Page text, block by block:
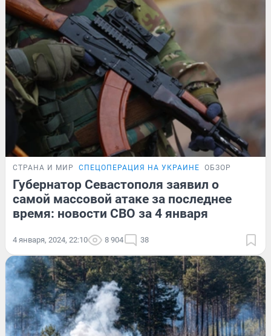
СТРАНА И МИР СПЕЦОПЕРАЦИЯ НА УКРАИНЕ ОБЗОР
Губернатор Севастополя заявил о
самой массовой атаке за последнее
время: новости СВО за 4 января
4 января, 2024, 22:10 8 904 38